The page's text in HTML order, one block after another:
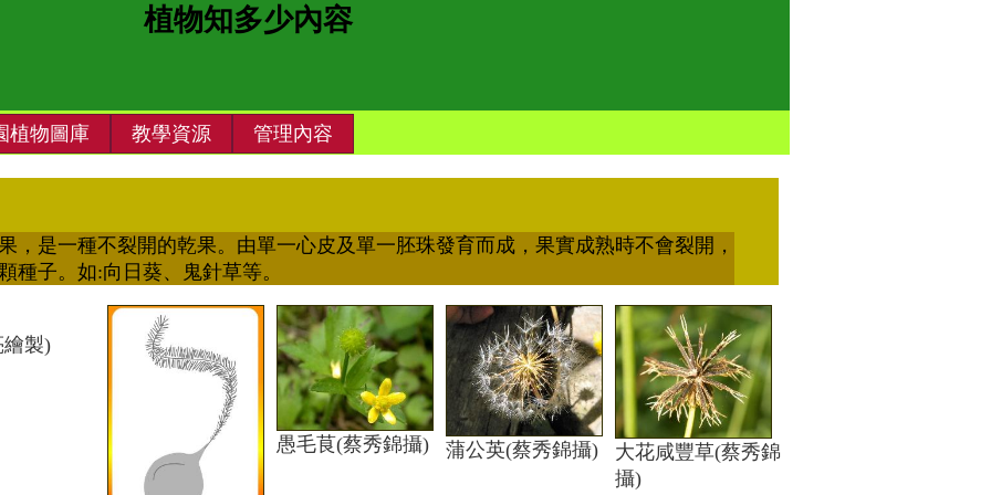
植物知多少內容
植物圖庫 教學資源 管理內容
，是一種不裂開的乾果。由單一心皮及單一胚珠發育而成，果實成熟時不會裂開，
種子。如:向日葵、鬼針草等。
製)
愚毛茛(蔡秀錦攝) 蒲公英(蔡秀錦攝)
大花咸豐草(蔡秀錦
攝)